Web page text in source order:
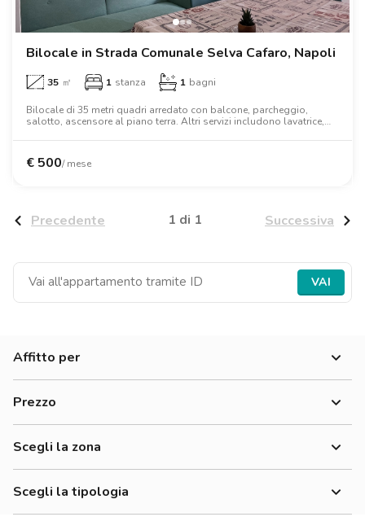
Ville
Loft
Ville
Loft
Ville
Loft
Ville
Loft
Ville
Loft
Ville
Loft
Firenze
Ville
Loft
Roma
Ville
Loft
Napoli
Ville
Loft
Catania
Ville
Loft
Padova
Ville
Loft
Bilocale in Strada Comunale Selva Cafaro, Napoli
35 ㎡ 1 stanza 1 bagni
Bilocale di 35 metri quadri arredato con balcone, parcheggio,
salotto, ascensore al piano terra. Altri servizi includono lavatrice,
armadio, letto matrimoniale, wifi.
€ 500/ mese
Precedente 1 di 1 Successiva
VAI
Affitto per
Donne
Lavoratori
Prezzo
300-500 €
500-700 €
700-900 €
900-1200 €
Scegli la zona
Scegli la tipologia
Monolocale